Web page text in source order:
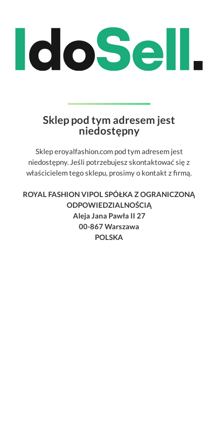
Sklep pod tym adresem jest
niedostępny
Sklep eroyalfashion.com pod tym adresem jest
niedostępny. Jeśli potrzebujesz skontaktować się z
właścicielem tego sklepu, prosimy o kontakt z firmą.
ROYAL FASHION VIPOL SPÓŁKA Z OGRANICZONĄ
ODPOWIEDZIALNOŚCIĄ
Aleja Jana Pawła II 27
00-867 Warszawa
POLSKA